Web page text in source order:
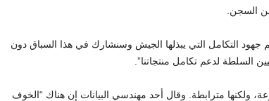
السجن.
التكامل التي يبذلها الجيش وسنشارك في هذا السباق دون
السلطة لدعم تكامل منتجاتنا”.
ولكنها مترابطة. وقال أحد مهندسي البيانات إن هناك “الخوف